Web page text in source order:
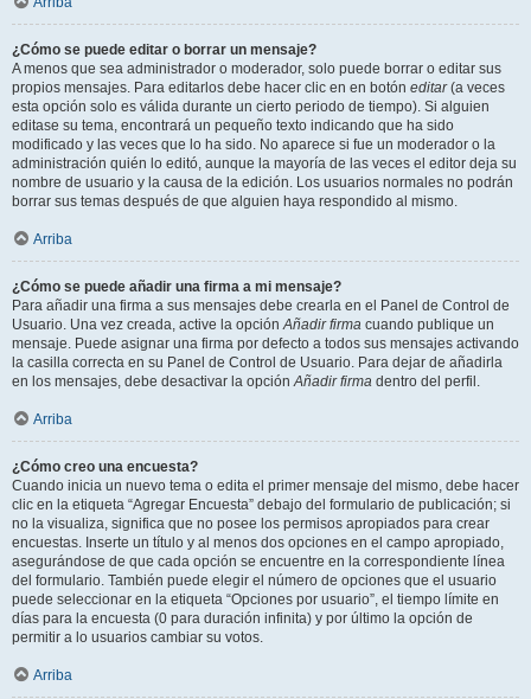
¿Cómo se puede editar o borrar un mensaje?
A menos que sea administrador o moderador, solo puede borrar o editar sus
propios mensajes. Para editarlos debe hacer clic en en botón editar(a veces
esta opción solo es válida durante un cierto periodo de tiempo). Si alguien
editase su tema, encontrará un pequeño texto indicando que ha sido
modificado y las veces que lo ha sido. No aparece si fue un moderador o la
administración quién lo editó, aunque la mayoría de las veces el editor deja su
nombre de usuario y la causa de la edición. Los usuarios normales no podrán
borrar sus temas después de que alguien haya respondido al mismo.
Arriba
¿Cómo se puede añadir una firma a mi mensaje?
Para añadir una firma a sus mensajes debe crearla en el Panel de Control de
Usuario. Una vez creada, active la opciónAñadir firma cuando publique un
mensaje. Puede asignar una firma por defecto a todos sus mensajes activando
la casilla correcta en su Panel de Control de Usuario. Para dejar de añadirla
en los mensajes, debe desactivar la opciónAñadir firma dentro del perfil.
Arriba
¿Cómo creo una encuesta?
Cuando inicia un nuevo tema o edita el primer mensaje del mismo, debe hacer
clic en la etiqueta “Agregar Encuesta” debajo del formulario de publicación; si
no la visualiza, significa que no posee los permisos apropiados para crear
encuestas. Inserte un título y al menos dos opciones en el campo apropiado,
asegurándose de que cada opción se encuentre en la correspondiente línea
del formulario. También puede elegir el número de opciones que el usuario
puede seleccionar en la etiqueta “Opciones por usuario”, el tiempo límite en
días para la encuesta (0 para duración infinita) y por último la opción de
permitir a lo usuarios cambiar su votos.
Arriba